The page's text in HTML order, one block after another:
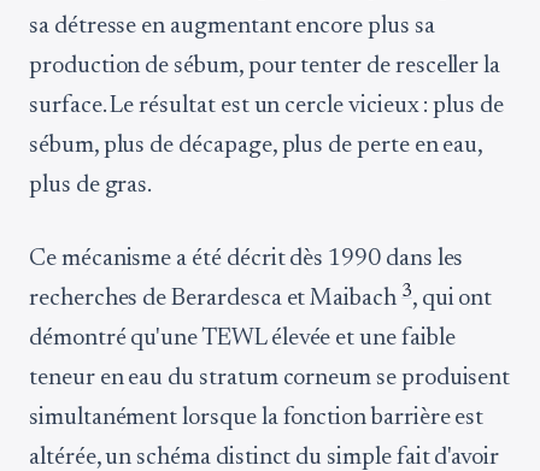
sa détresse en augmentant encore plus sa
production de sébum, pour tenter de resceller la
surface. Le résultat est un cercle vicieux : plus de
sébum, plus de décapage, plus de perte en eau,
plus de gras.
Ce mécanisme a été décrit dès 1990 dans les
recherches de Berardesca et Maibach 3, qui ont
démontré qu'une TEWL élevée et une faible
teneur en eau du stratum corneum se produisent
simultanément lorsque la fonction barrière est
altérée, un schéma distinct du simple fait d'avoir